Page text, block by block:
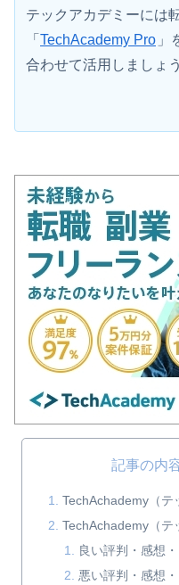
テックアカデミーには
「 TechAcademy Pro 」
合わせて活用しましょ
記事の内
TechAchademy（テ
TechAchademy（テ
良い評判・感想・
悪い評判・感想・